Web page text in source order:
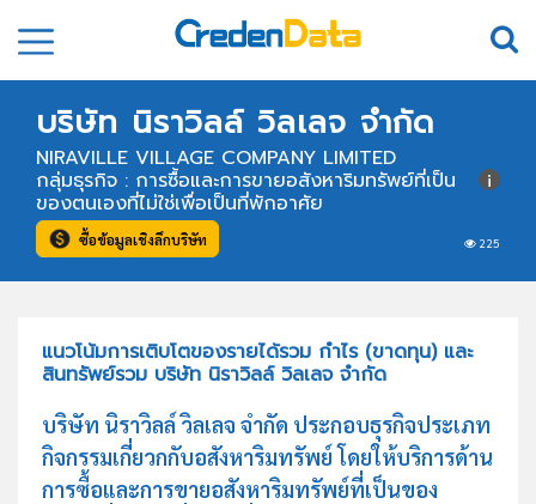
บริษัท นิราวิลล์ วิลเลจ จำกัด
NIRAVILLE VILLAGE COMPANY LIMITED
225
กลุ่มธุรกิจ : การซื้อและการขายอสังหาริมทรัพย์ที่เป็น
ของตนเองที่ไม่ใช่เพื่อเป็นที่พักอาศัย
ซื้อข้อมูลเชิงลึกบริษัท
แนวโน้มการเติบโตของรายได้รวม กำไร (ขาดทุน) และ
สินทรัพย์รวม บริษัท นิราวิลล์ วิลเลจ จำกัด
บริษัท นิราวิลล์ วิลเลจ จำกัด ประกอบธุรกิจประเภท
กิจกรรมเกี่ยวกกับอสังหาริมทรัพย์ โดยให้บริการด้าน
การซื้อและการขายอสังหาริมทรัพย์ที่เป็นของ